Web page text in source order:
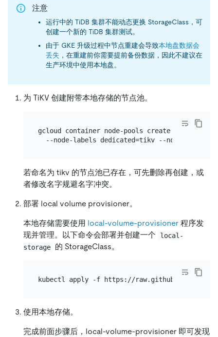
注意
运行中的 TiDB 集群不能动态更换 StorageClass，可
创建一个新的 TiDB 集群测试。
由于 GKE 升级过程中节点重建会导致本地盘数据会
丢失 ，在重建前你需要提前备份数据，因此不建议在
生产环境中使用本地盘。
为 TiKV 创建附带本地存储的节点池。
gcloud container node-pools create tikv --
若命名为 tikv 的节点池已存在，可先删除再创建，或
者修改名字规避名字冲突。
部署 local volume provisioner。
本地存储需要使用 local-volume-provisioner 程序发
现并管理。以下命令会部署并创建一个
local-
storage
的 StorageClass。
使用本地存储。
完成前面步骤后，local-volume-provisioner 即可发现